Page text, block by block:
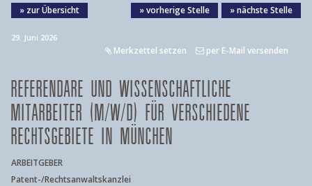
» zur Übersicht » vorherige Stelle » nächste Stelle
29. Juni 2026
Merkzettel setzen per E-Mail versenden
REFERENDARE UND WISSENSCHAFTLICHE
MITARBEITER (M/W/D) FÜR VERSCHIEDENE
RECHTSGEBIETE IN MÜNCHEN
ARBEITGEBER
Patent-/Rechtsanwaltskanzlei